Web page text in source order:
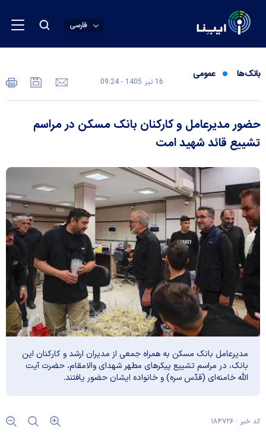
فارسی
بانک‌ها عمومی
16 تير 1405 - 09:24
حضور مدیرعامل و کارکنان بانک مسکن در مراسم
تشییع قائد شهید امت
مدیرعامل بانک مسکن به همراه جمعی از مدیران ارشد و کارکنان این
بانک، در مراسم تشییع پیکر‌های مطهر شهدای والامقام، حضرت آیت
الله خامنه‌ای (قدّس سره) و خانواده ایشان حضور یافتند.
کد خبر : ۱۸۴۷۲۶